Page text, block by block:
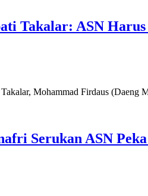
Takalar: ASN
Mohammad Firdaus (Daeng
Serukan ASN